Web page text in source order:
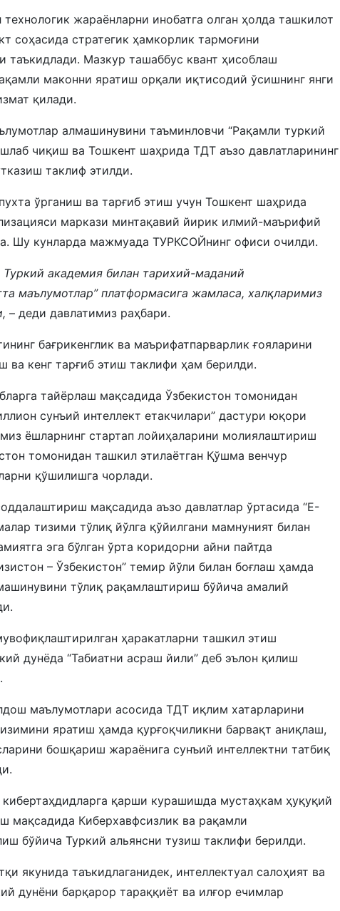
технологик жараёнларни инобатга олган ҳолда ташкилот
соҳасида стратегик ҳамкорлик тармоғини
таъкидлади. Мазкур ташаббус квант ҳисоблаш
маконни яратиш орқали иқтисодий ўсишнинг янги
қилади.
алмашинувини таъминловчи “Рақамли туркий
чиқиш ва Тошкент шаҳрида ТДТ аъзо давлатларининг
таклиф этилди.
ўрганиш ва тарғиб этиш учун Тошкент шаҳрида
маркази минтақавий йирик илмий-маърифий
Шу кунларда мажмуада ТУРКСОЙнинг офиси очилди.
академия билан тарихий-маданий
маълумотлар” платформасига жамласа, халқларимиз
– деди давлатимиз раҳбари.
бағрикенглик ва маърифатпарварлик ғояларини
ва кенг тарғиб этиш таклифи ҳам берилди.
тайёрлаш мақсадида Ўзбекистон томонидан
сунъий интеллект етакчилари” дастури юқори
ёшларнинг стартап лойиҳаларини молиялаштириш
томонидан ташкил этилаётган Қўшма венчур
қўшилишга чорлади.
мақсадида аъзо давлатлар ўртасида “E-
тизими тўлиқ йўлга қўйилгани мамнуният билан
эга бўлган ўрта коридорни айни пайтда
– Ўзбекистон” темир йўли билан боғлаш ҳамда
тўлиқ рақамлаштириш бўйича амалий
ҳаракатларни ташкил этиш
дунёда “Табиатни асраш йили” деб эълон қилиш
маълумотлари асосида ТДТ иқлим хатарларини
яратиш ҳамда қурғоқчиликни барвақт аниқлаш,
бошқариш жараёнига сунъий интеллектни татбиқ
қарши курашишда мустаҳкам ҳуқуқий
мақсадида Киберхавфсизлик ва рақамли
бўйича Туркий альянсни тузиш таклифи берилди.
якунида таъкидлаганидек, интеллектуал салоҳият ва
дунёни барқарор тараққиёт ва илғор ечимлар